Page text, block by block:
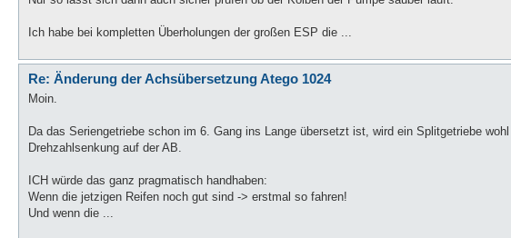
Ich habe bei kompletten Überholungen der großen ESP die ...
Re: Änderung der Achsübersetzung Atego 1024
Moin.
Da das Seriengetriebe schon im 6. Gang ins Lange übersetzt ist, wird ein Splitgetriebe
Drehzahlsenkung auf der AB.
ICH würde das ganz pragmatisch handhaben:
Wenn die jetzigen Reifen noch gut sind -> erstmal so fahren!
Und wenn die ...